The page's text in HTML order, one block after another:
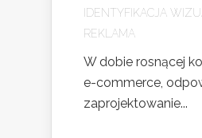
IDENTYFIKACJA
REKLAMA
W dobie rosnącej
e-commerce,
zaprojektowanie...